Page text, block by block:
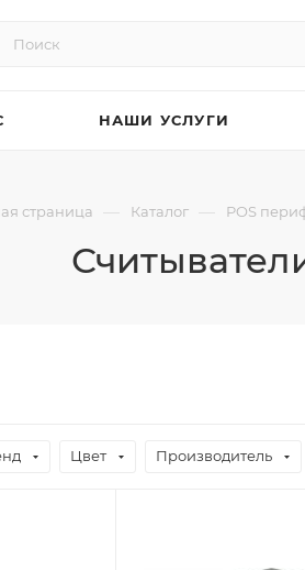
НАШИ УСЛУГИ
страница — Каталог — POS
Цвет Производитель